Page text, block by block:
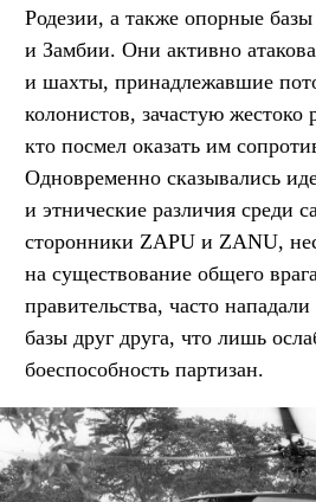
Родезии, а также опорные
и Замбии. Они активно
и шахты, принадлежавшие
колонистов, зачастую жестоко
кто посмел оказать им
Одновременно сказывались
и этнические различия среди
сторонники ZAPU и ZANU,
на существование общего
правительства, часто
базы друг друга, что лишь
боеспособность партизан.